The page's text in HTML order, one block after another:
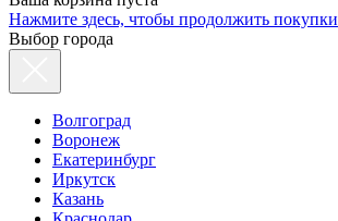
Нажмите здесь, чтобы продолжить покупки
Выбор города
Волгоград
Воронеж
Екатеринбург
Иркутск
Казань